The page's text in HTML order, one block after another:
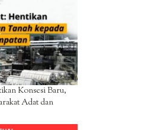
Konsesi Baru,
Adat dan